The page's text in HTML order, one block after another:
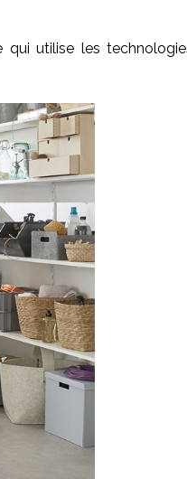
utilise les